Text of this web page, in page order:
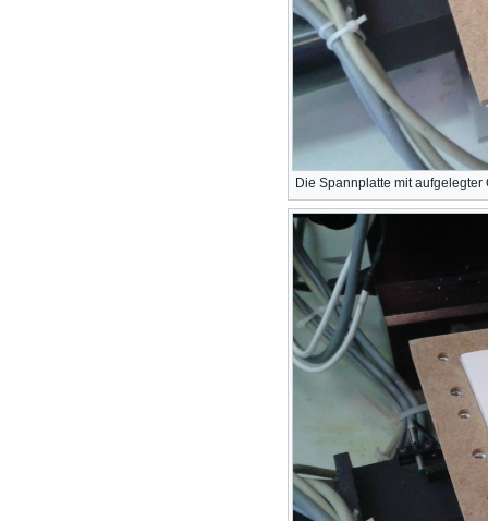
Die Spannplatte mit aufgelegter